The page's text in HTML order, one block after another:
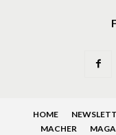
HOME
MACHER